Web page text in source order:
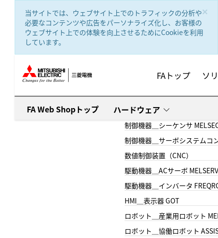
×
当サイトでは、ウェブサイト上でのトラフィックの分析や
必要なコンテンツや広告をパーソナライズ化し、お客様の
ウェブサイト上での体験を向上させるためにCookieを利用
しています。
FAトップ ソ
FA Web Shopトップ ハードウェア
制御機器＿シーケンサ
制御機器＿サーボシステムコ
数値制御装置（CNC）
駆動機器＿ACサーボ
駆動機器＿インバータ
HMI＿表示器 GOT
ロボット＿産業用ロボット
ロボット＿協働ロボット